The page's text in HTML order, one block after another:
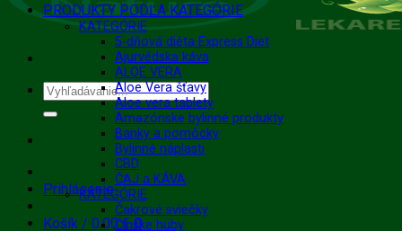
Hľadať:
Prihlásenie
Košík / 0.00€ 0
PRODUKTY PODĽA KATEGÓRIE
KATEGÓRIE
5-dňová diéta Express Diet
Ajurvédska káva
ALOE VERA
Aloe Vera šťavy
Aloe vera tablety
Amazónske bylinné produkty
Banky a pomôcky
Bylinné náplasti
CBD
ČAJ a KÁVA
KATEGÓRIE
Čakrové sviečky
Čínske huby